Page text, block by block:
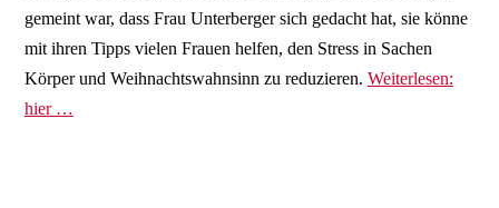
gemeint war, dass Frau Unterberger sich gedacht hat, sie könne
mit ihren Tipps vielen Frauen helfen, den Stress in Sachen
Körper und Weihnachtswahnsinn zu reduzieren. Weiterlesen:
hier …